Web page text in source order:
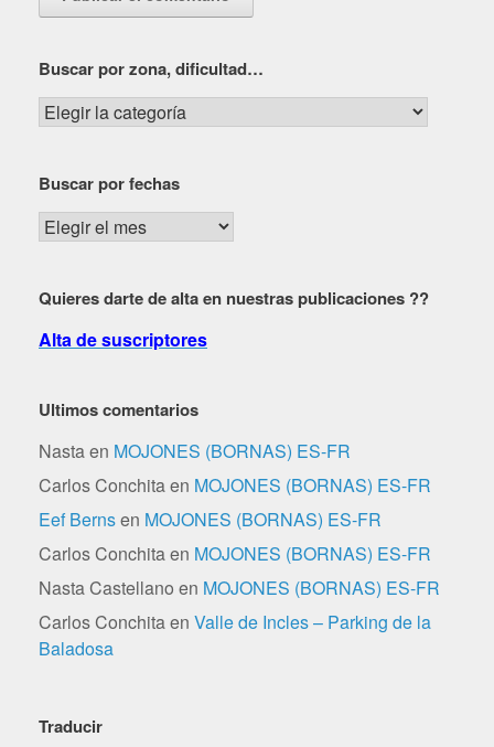
Buscar por zona, dificultad…
Buscar
por
dificultad…
Buscar por fechas
Buscar
por
Quieres darte de alta en nuestras publicaciones ??
Alta de suscriptores
Ultimos comentarios
Nastaen MOJONES (BORNAS) ES-FR
Carlos Conchitaen MOJONES (BORNAS) ES-FR
Eef Bernsen MOJONES (BORNAS) ES-FR
Carlos Conchitaen MOJONES (BORNAS) ES-FR
Nasta Castellano en MOJONES (BORNAS) ES-FR
Carlos Conchitaen Valle de Incles – Parking de la
Baladosa
Traducir